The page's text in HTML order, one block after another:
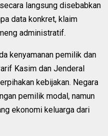
langsung disebabkan
data konkret, klaim
administratif.
kenyamanan pemilik dan
Kasim dan Jenderal
kebijakan. Negara
pemilik modal, namun
ekonomi keluarga dari